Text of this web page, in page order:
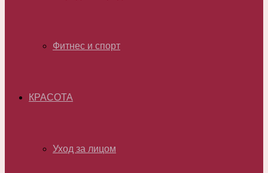
Фитнес и спорт
КРАСОТА
Уход за лицом